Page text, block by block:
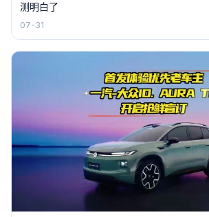
测明白了
07-31